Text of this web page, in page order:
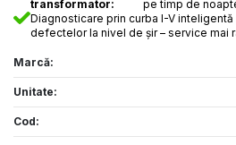
transformator:
pe timp de
Diagnosticare prin curba I-V
defectelor la nivel de șir – service mai
Marcă:
Unitate:
Cod: